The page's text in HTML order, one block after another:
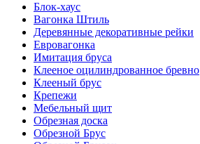
Блок-хаус
Вагонка Штиль
Деревянные декоративные рейки
Евровагонка
Имитация бруса
Клееное оцилиндрованное бревно
Клееный брус
Крепежи
Мебельный щит
Обрезная доска
Обрезной Брус